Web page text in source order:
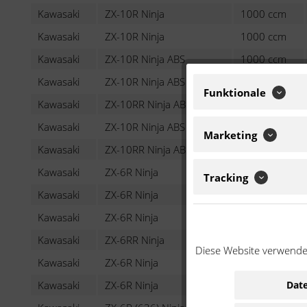
Kawasaki
ZX-10R Ninja 1000 ccm
Kawasaki
ZX-10R Ninja 1000 ccm
Kawasaki
ZX-10R Ninja ABS 1000 ccm
Kawasaki
ZX-10R Ninja ABS
Kawasaki
ZX-10RR Ninja ABS
Kawasaki
ZX-10R Ninja ABS 1000 ccm
Kawasaki
ZX-10RR Ninja ABS
Kawasaki
ZX-6R Ninja 600 ccm
Kawasaki
ZX-6R Ninja
Kawasaki
ZX-6R Ninja
Kawasaki
ZX-6RR Ninja
Kawasaki
ZX-6R Ninja
Kawasaki
ZX-6R Ninja
Funktionale
Marketing
Tracking
Diese Website